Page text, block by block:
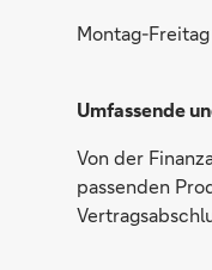
Montag-
Umfassende
Von der
passenden